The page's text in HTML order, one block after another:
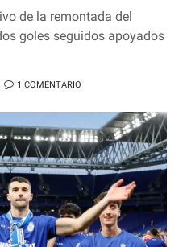
de la remontada del
goles seguidos apoyados
1 COMENTARIO